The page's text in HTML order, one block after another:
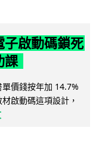
子啟動碼鎖死
課
價錢按年加 14.7%
啟動碼這項設計，